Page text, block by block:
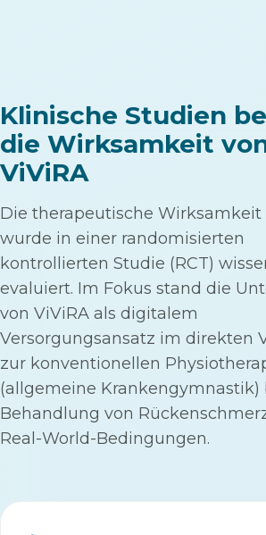
Klinische Studien
die Wirksamkeit
ViViRA
Die therapeutische Wirksamkeit
wurde in einer randomisierten
kontrollierten Studie (RCT)
evaluiert. Im Fokus stand die
von ViViRA als digitalem
Versorgungsansatz im direkten
zur konventionellen
(allgemeine Krankengymnastik)
Behandlung von
Real-World-Bedingungen.